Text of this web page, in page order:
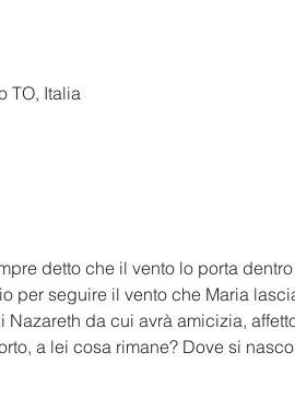
TO, Italia
detto che il vento lo porta
per seguire il vento che Maria
da cui avrà amicizia,
a lei cosa rimane? Dove si